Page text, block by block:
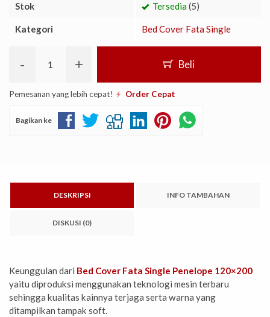
Stok Tersedia(5)
Kategori Bed Cover Fata Single
- + Beli
Pemesanan yang lebih cepat! Order Cepat
Bagikan ke
DESKRIPSI INFO TAMBAHAN
DISKUSI (0)
Keunggulan dari Bed Cover Fata Single Penelope 120×200
yaitu diproduksi menggunakan teknologi mesin terbaru
sehingga kualitas kainnya terjaga serta warna yang
ditampilkan tampak soft.